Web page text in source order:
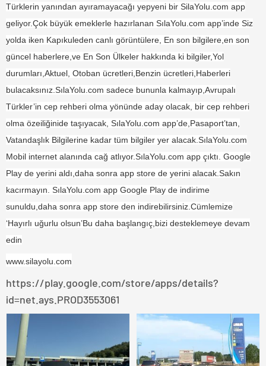
Türklerin yanından ayıramayacağı yepyeni bir SilaYolu.com app
geliyor.Çok büyük emeklerle hazırlanan SılaYolu.com app’inde Siz
yolda iken Kapıkuleden canlı görüntülere, En son bilgilere,en son
güncel haberlere,ve En Son Ülkeler hakkında ki bilgiler,Yol
durumları,Aktuel, Otoban ücretleri,Benzin ücretleri,Haberleri
bulacaksınız.SılaYolu.com sadece bununla kalmayıp,Avrupalı
Türkler’in cep rehberi olma yönünde aday olacak, bir cep rehberi
olma özeiliğinide taşıyacak, SılaYolu.com app’de,Pasaport’tan,
Vatandaşlık Bilgilerine kadar tüm bilgiler yer alacak.SılaYolu.com
Mobil internet alanında cağ atlıyor.SılaYolu.com app çıktı. Google
Play de yerini aldı,daha sonra app store de yerini alacak.Sakın
kacırmayın. SılaYolu.com app Google Play de indirime
sunuldu,daha sonra app store den indirebilirsiniz.Cümlemize
‘Hayırlı uğurlu olsun’Bu daha başlangıç,bizi desteklemeye devam
edin
www.silayolu.com
https://play.google.com/store/apps/details?
id=net.ays.PROD3553061